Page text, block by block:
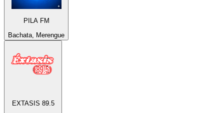
PILA FM
Bachata, Merengue
EXTASIS 89.5